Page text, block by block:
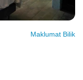
Maklumat Bilik